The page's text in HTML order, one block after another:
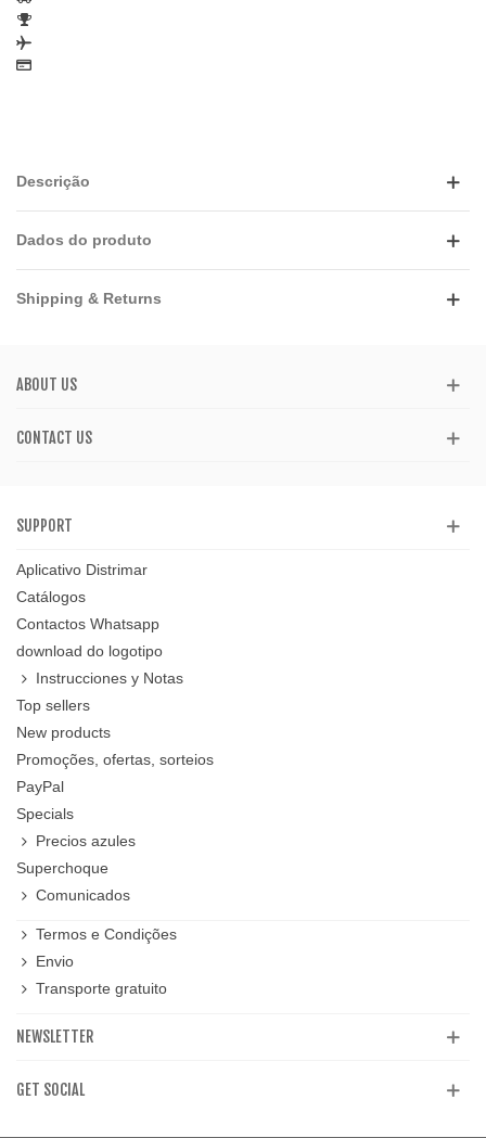
Descrição
Dados do produto
Shipping & Returns
ABOUT US
CONTACT US
SUPPORT
Aplicativo Distrimar
Catálogos
Contactos Whatsapp
download do logotipo
Instrucciones y Notas
Top sellers
New products
Promoções, ofertas, sorteios
PayPal
Specials
Precios azules
Superchoque
Comunicados
Termos e Condições
Envio
Transporte gratuito
NEWSLETTER
GET SOCIAL